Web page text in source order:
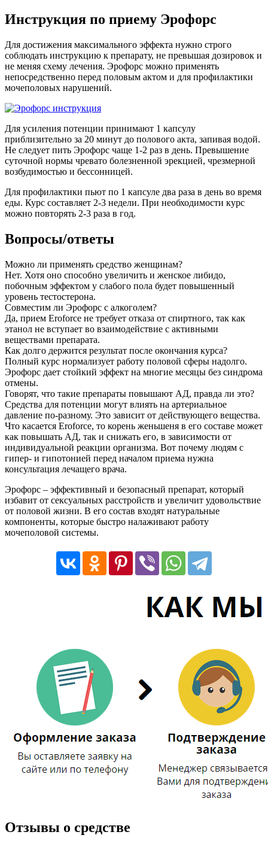
Инструкция по приему Эрофорс
Для достижения максимального эффекта нужно строго
соблюдать инструкцию к препарату, не превышая дозировок и
не меняя схему лечения. Эрофорс можно применять
непосредственно перед половым актом и для профилактики
мочеполовых нарушений.
Для усиления потенции принимают 1 капсулу
приблизительно за 20 минут до полового акта, запивая водой.
Не следует пить Эрофорс чаще 1-2 раз в день. Превышение
суточной нормы чревато болезненной эрекцией, чрезмерной
возбудимостью и бессонницей.
Для профилактики пьют по 1 капсуле два раза в день во время
еды. Курс составляет 2-3 недели. При необходимости курс
можно повторять 2-3 раза в год.
Вопросы/ответы
Можно ли применять средство женщинам?
Нет. Хотя оно способно увеличить и женское либидо,
побочным эффектом у слабого пола будет повышенный
уровень тестостерона.
Совместим ли Эрофорс с алкоголем?
Да, прием Eroforce не требует отказа от спиртного, так как
этанол не вступает во взаимодействие с активными
веществами препарата.
Как долго держится результат после окончания курса?
Полный курс нормализует работу половой сферы надолго.
Эрофорс дает стойкий эффект на многие месяцы без синдрома
отмены.
Говорят, что такие препараты повышают АД, правда ли это?
Средства для потенции могут влиять на артериальное
давление по-разному. Это зависит от действующего вещества.
Что касается Eroforce, то корень женьшеня в его составе может
как повышать АД, так и снижать его, в зависимости от
индивидуальной реакции организма. Вот почему людям с
гипер- и гипотонией перед началом приема нужна
консультация лечащего врача.
Эрофорс – эффективный и безопасный препарат, который
избавит от сексуальных расстройств и увеличит удовольствие
от половой жизни. В его состав входят натуральные
компоненты, которые быстро налаживают работу
мочеполовой системы.
Отзывы о средстве